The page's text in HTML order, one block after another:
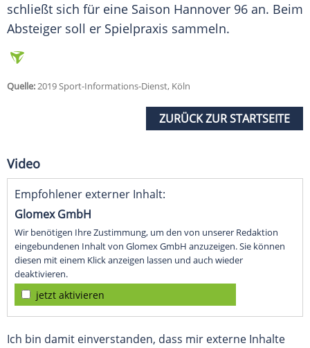
schließt sich für eine Saison Hannover 96 an. Beim
Absteiger soll er Spielpraxis sammeln.
Quelle:2019 Sport-Informations-Dienst, Köln
ZURÜCK ZUR STARTSEITE
Video
Empfohlener externer Inhalt:
Glomex GmbH
Wir benötigen Ihre Zustimmung, um den von unserer Redaktion
eingebundenen Inhalt von Glomex GmbH anzuzeigen. Sie können
diesen mit einem Klick anzeigen lassen und auch wieder
deaktivieren.
jetzt aktivieren
Ich bin damit einverstanden, dass mir externe Inhalte